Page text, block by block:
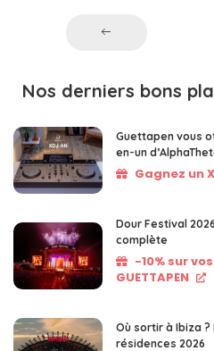
Nos derniers bons
Guettapen vous
en-un
Gagnez un
Dour Festival
complète
-10% sur
GUETTAPEN
Où sortir à Ibiza
résidences 2026